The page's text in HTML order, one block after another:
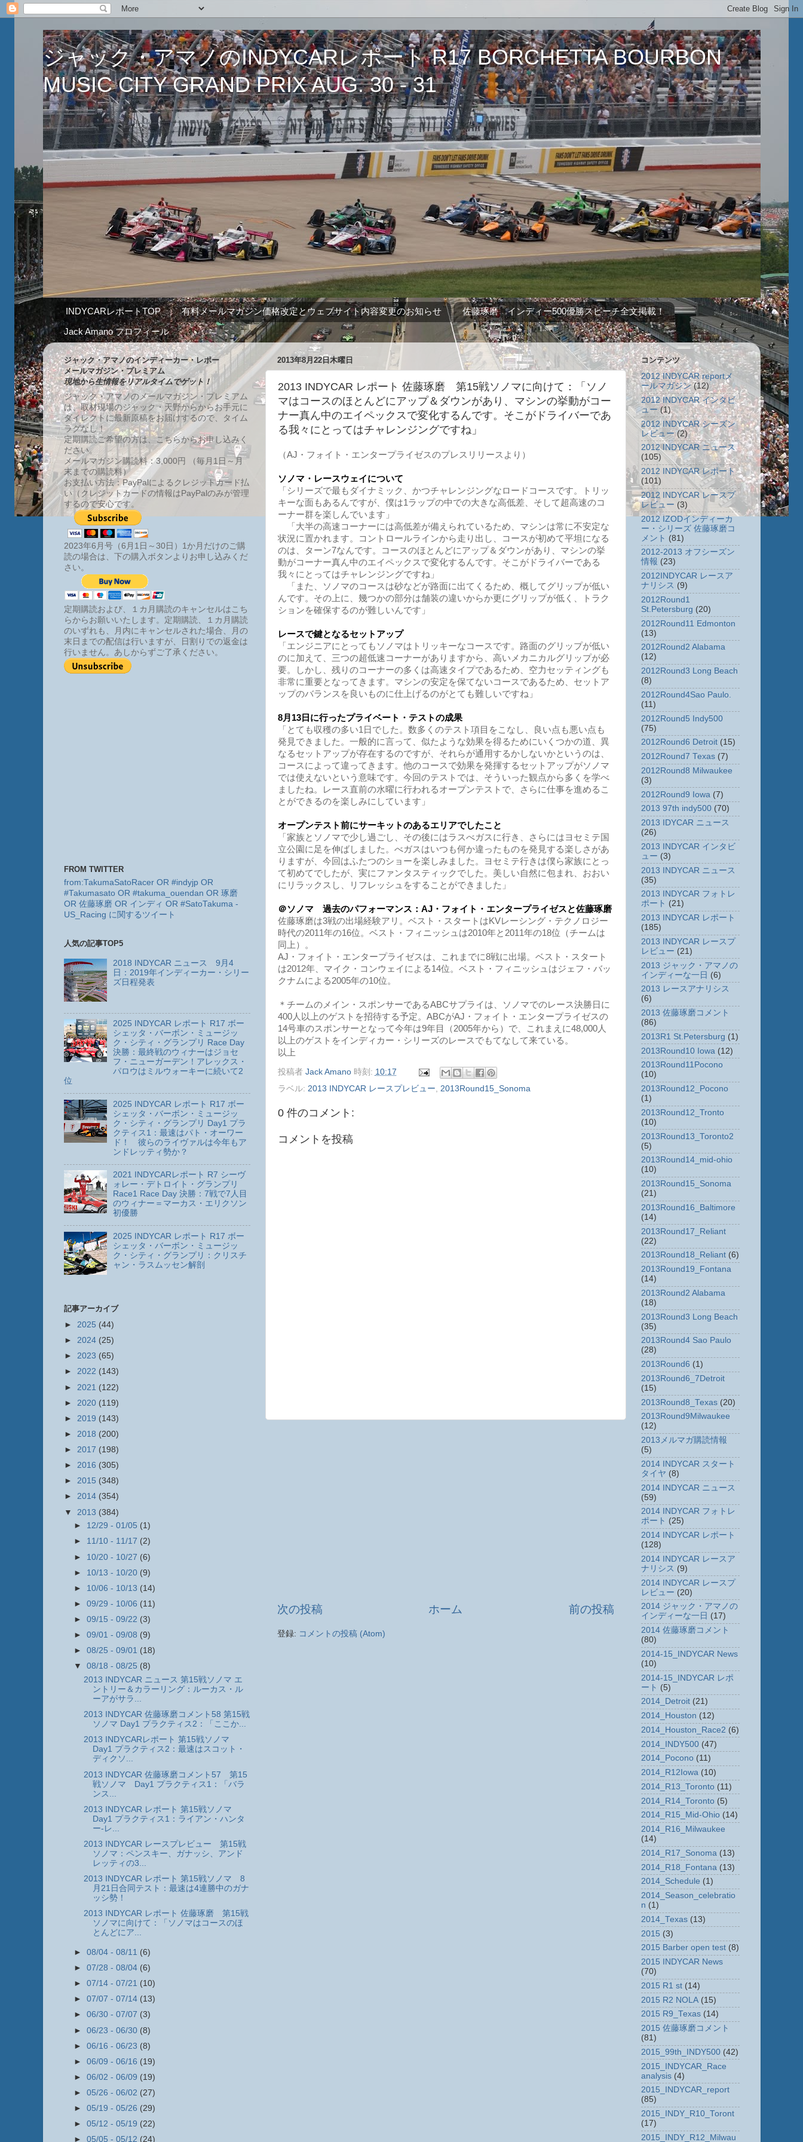
ジャック・アマノのINDYCARレポート R17 BORCHETTA BOURBON
MUSIC CITY GRAND PRIX AUG. 30 - 31
INDYCARレポートTOP 有料メールマガジン価格改定とウェブサイト内容変更のお知らせ
佐藤琢磨 インディー500優勝スピーチ全文掲載！
Jack Amano プロフィール
2013年8月22日木曜日
2013 INDYCAR レポート 佐藤琢磨 第15戦ソノマに向けて：「ソノ
マはコースのほとんどにアップ＆ダウンがあり、マシンの挙動がコー
ナー真ん中のエイペックスで変化するんです。そこがドライバーであ
る我々にとってはチャレンジングですね」
（AJ・フォイト・エンタープライゼスのプレスリリースより）
ソノマ・レースウェイについて
「シリーズで最もダイナミック、かつチャレンジングなロードコースです。トリッ
キーな面もあるんですが、僕は1ラップの中での大きな高低差、そして超高速のコ
ーナー群を楽しんでいます」
「大半の高速コーナーには高低差が備えられているため、マシンは常に不安定な
状況に置かれます。コントロールラインから走り出し、コースが初めて平坦になる
のは、ターン7なんです。コースのほとんどにアップ＆ダウンがあり、マシンの挙
動がコーナー真ん中のエイペックスで変化するんです。そこがドライバーである
我々にとってはチャレンジングですね」
「また、ソノマのコースは砂などが路面に出てくるため、概してグリップが低い
んです。その上に、幾つかの部分は舗装の違いからか更にグリップが低く、トラク
ションを確保するのが難しいんです」
レースで鍵となるセットアップ
「エンジニアにとってもソノマはトリッキーなコースです。路面のグリップが低い
のに加えて、三つの超低速コーナーがありますから、高いメカニカルグリップが必
要。しかし、残りのコーナーの多くは高速タイプであるため、空力セッティングも
非常に重要となってきます。マシンの安定を保てないコースであるため、セットア
ップのバランスを良いものに仕上げるのがとても難しいですね」
8月13日に行ったプライベート・テストの成果
「とても収穫の多い1日でした。数多くのテスト項目をこなし、良い点も悪い点も
発見できました。一般的に言って、似たような効果を得るためにいくつかの道、異
なるセットアップが存在するのですが、それらが通用するかしないかというのは、
コースによって違ってきます。他のコースで効果を発揮するセットアップがソノマ
では使えないという意味です。今回のテストでは、そういった観点から多くを学べ
ましたね。レース直前の水曜に行われるオープンテストで、さらに仕事を進めるこ
とができるのを楽しみにしています」
オープンテスト前にサーキットのあるエリアでしたこと
「家族とソノマで少し過ごし、その後にはラスべガスに行き、さらにはヨセミテ国
立公園に足を伸ばしました。べガスはいつも何か違ったものを発見する楽しさがあ
りますが、今回はふたつのショーを楽しみました。ヨセミテ行きは僕ら家族にとっ
て初めてでしたが、実にファンタスティックでした。美しい自然に包まれ、おおい
にリラックスし、リフレッシュをすることができました」
＠ソノマ 過去のパフォーマンス：AJ・フォイト・エンタープライゼスと佐藤琢磨
佐藤琢磨は3戦の出場経験アリ。ベスト・スタートはKVレーシング・テクノロジー
時代の2011年の16位。ベスト・フィニッシュは2010年と2011年の18位（チームは
同上）。
AJ・フォイト・エンタープライゼスは、これまでに8戦に出場。ベスト・スタート
は2012年、マイク・コンウェイによる14位。ベスト・フィニッシュはジェフ・バッ
クナムによる2005年の10位。
＊チームのメイン・スポンサーであるABCサプライは、ソノマでのレース決勝日に
400人以上のゲストを招待する予定。ABCがAJ・フォイト・エンタープライゼスの
14号車のスポンサーとなって今年は9年目（2005年から）で、これまえに48,000人
以上のゲストをインディカー・シリーズのレースでもてなして来ている。
以上
投稿者 Jack Amano 時刻: 10:17
ラベル: 2013 INDYCAR レースプレビュー 2013Round15_Sonoma
0 件のコメント:
コメントを投稿
次の投稿 前の投稿
ホーム
登録: コメントの投稿 (Atom)
ジャック・アマノのインディーカー・レポー
メールマガジン・プレミアム
現地から生情報をリアルタイムでゲット！
ジャック・アマノのメールマガジン・プレミアム
は、取材現場のジャック・天野からからお手元に
ダイレクトに最新原稿をお届けするので、タイム
ラグなし！
定期購読ご希望の方は、こちらからお申し込みく
ださい。
メールマガジン購読料：3,000円 （毎月1日～月
末までの購読料）
お支払い方法：PayPalによるクレジットカード払
い（クレジットカードの情報はPayPalのみが管理
するので安心です。
2023年6月号（6月1日～30日）1か月だけのご購
読の場合は、下の購入ボタンよりお申し込みくだ
さい。
定期購読および、１カ月購読のキャンセルはこち
らからお願いいたします。定期購読、１カ月購読
のいずれも、月内にキャンセルされた場合、月の
末日までの配信は行いますが、日割りでの返金は
行いません。あしからずご了承ください。
FROM TWITTER
from:TakumaSatoRacer OR #indyjp OR
#Takumasato OR #takuma_ouendan OR 琢磨
OR 佐藤琢磨 OR インディ OR #SatoTakuma -
US_Racing に関するツイート
人気の記事TOP5
2018 INDYCAR ニュース 9月4
日：2019年インディーカー・シリー
ズ日程発表
2025 INDYCAR レポート R17 ボー
シェッタ・バーボン・ミュージッ
ク・シティ・グランプリ Race Day
決勝：最終戦のウィナーはジョセ
フ・ニューガーデン！アレックス・
パロウはミルウォーキーに続いて2
位
2025 INDYCAR レポート R17 ボー
シェッタ・バーボン・ミュージッ
ク・シティ・グランプリ Day1 プラ
クティス1：最速はパト・オーワー
ド！ 彼らのライヴァルは今年もア
ンドレッティ勢か？
2021 INDYCARレポート R7 シーヴ
ォレー・デトロイト・グランプリ
Race1 Race Day 決勝：7戦で7人目
のウィナー＝マーカス・エリクソン
初優勝
2025 INDYCAR レポート R17 ボー
シェッタ・バーボン・ミュージッ
ク・シティ・グランプリ：クリスチ
ャン・ラスムッセン解剖
記事アーカイブ
► 2025 (44)
► 2024 (25)
► 2023 (65)
► 2022 (143)
► 2021 (122)
► 2020 (119)
► 2019 (143)
► 2018 (200)
► 2017 (198)
► 2016 (305)
► 2015 (348)
► 2014 (354)
▼ 2013 (384)
► 12/29 - 01/05 (1)
► 11/10 - 11/17 (2)
► 10/20 - 10/27 (6)
► 10/13 - 10/20 (9)
► 10/06 - 10/13 (14)
► 09/29 - 10/06 (11)
► 09/15 - 09/22 (3)
► 09/01 - 09/08 (9)
► 08/25 - 09/01 (18)
▼ 08/18 - 08/25 (8)
2013 INDYCAR ニュース 第15戦ソノマ エ
ントリー＆カラーリング：ルーカス・ル
ーアがサラ...
2013 INDYCAR 佐藤琢磨コメント58 第15戦
ソノマ Day1 プラクティス2：「ここか...
2013 INDYCARレポート 第15戦ソノマ
Day1 プラクティス2：最速はスコット・
ディクソ...
2013 INDYCAR 佐藤琢磨コメント57 第15
戦ソノマ Day1 プラクティス1：「バラ
ンス...
2013 INDYCAR レポート 第15戦ソノマ
Day1 プラクティス1：ライアン・ハンタ
ー-レ...
2013 INDYCAR レースプレビュー 第15戦
ソノマ：ペンスキー、ガナッシ、アンド
レッティの3...
2013 INDYCAR レポート 第15戦ソノマ 8
月21日合同テスト：最速は4連勝中のガナ
ッシ勢！
2013 INDYCAR レポート 佐藤琢磨 第15戦
ソノマに向けて：「ソノマはコースのほ
とんどにア...
► 08/04 - 08/11 (6)
► 07/28 - 08/04 (6)
► 07/14 - 07/21 (10)
► 07/07 - 07/14 (13)
► 06/30 - 07/07 (3)
► 06/23 - 06/30 (8)
► 06/16 - 06/23 (8)
► 06/09 - 06/16 (19)
► 06/02 - 06/09 (19)
► 05/26 - 06/02 (27)
► 05/19 - 05/26 (29)
► 05/12 - 05/19 (22)
► 05/05 - 05/12 (24)
コンテンツ
2012 INDYCAR reportメ
ールマガジン (12)
2012 INDYCAR インタビ
ュー (1)
2012 INDYCAR シーズン
レビュー (2)
2012 INDYCAR ニュース
(105)
2012 INDYCAR レポート
(101)
2012 INDYCAR レースプ
レビュー (3)
2012 IZODインディーカ
ー・シリーズ 佐藤琢磨コ
メント (81)
2012-2013 オフシーズン
情報 (23)
2012INDYCAR レースア
ナリシス (9)
2012Round1
St.Petersburg (20)
2012Round11 Edmonton
(13)
2012Round2 Alabama
(12)
2012Round3 Long Beach
(8)
2012Round4Sao Paulo.
(11)
2012Round5 Indy500
(75)
2012Round6 Detroit (15)
2012Round7 Texas (7)
2012Round8 Milwaukee
(3)
2012Round9 Iowa (7)
2013 97th indy500 (70)
2013 IDYCAR ニュース
(26)
2013 INDYCAR インタビ
ュー (3)
2013 INDYCAR ニュース
(35)
2013 INDYCAR フォトレ
ポート (21)
2013 INDYCAR レポート
(185)
2013 INDYCAR レースプ
レビュー (21)
2013 ジャック・アマノの
インディーな一日 (6)
2013 レースアナリシス
(6)
2013 佐藤琢磨コメント
(86)
2013R1 St.Petersburg (1)
2013Round10 Iowa (12)
2013Round11Pocono
(10)
2013Round12_Pocono
(1)
2013Round12_Tronto
(10)
2013Round13_Toronto2
(5)
2013Round14_mid-ohio
(10)
2013Round15_Sonoma
(21)
2013Round16_Baltimore
(14)
2013Round17_Reliant
(22)
2013Round18_Reliant (6)
2013Round19_Fontana
(14)
2013Round2 Alabama
(18)
2013Round3 Long Beach
(35)
2013Round4 Sao Paulo
(28)
2013Round6 (1)
2013Round6_7Detroit
(15)
2013Round8_Texas (20)
2013Round9Milwaukee
(12)
2013メルマガ購読情報
(5)
2014 INDYCAR スタート
タイヤ (8)
2014 INDYCAR ニュース
(59)
2014 INDYCAR フォトレ
ポート (25)
2014 INDYCAR レポート
(128)
2014 INDYCAR レースア
ナリシス (9)
2014 INDYCAR レースプ
レビュー (20)
2014 ジャック・アマノの
インディーな一日 (17)
2014 佐藤琢磨コメント
(80)
2014-15_INDYCAR News
(10)
2014-15_INDYCAR レポ
ート (5)
2014_Detroit (21)
2014_Houston (12)
2014_Houston_Race2 (6)
2014_INDY500 (47)
2014_Pocono (11)
2014_R12Iowa (10)
2014_R13_Toronto (11)
2014_R14_Toronto (5)
2014_R15_Mid-Ohio (14)
2014_R16_Milwaukee
(14)
2014_R17_Sonoma (13)
2014_R18_Fontana (13)
2014_Schedule (1)
2014_Season_celebratio
n (1)
2014_Texas (13)
2015 (3)
2015 Barber open test (8)
2015 INDYCAR News
(70)
2015 R1 st (14)
2015 R2 NOLA (15)
2015 R9_Texas (14)
2015 佐藤琢磨コメント
(81)
2015_99th_INDY500 (42)
2015_INDYCAR_Race
analysis (4)
2015_INDYCAR_report
(85)
2015_INDY_R10_Toront
(17)
2015_INDY_R12_Milwau